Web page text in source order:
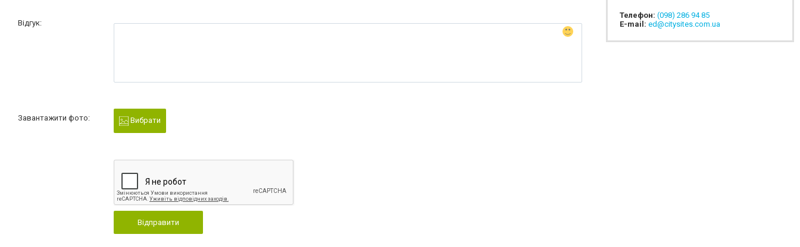
Відгук:
Завантажити фото: Вибрати
Відправити
Телефон: (098) 286 94 85
E-mail: ed@citysites.com.ua